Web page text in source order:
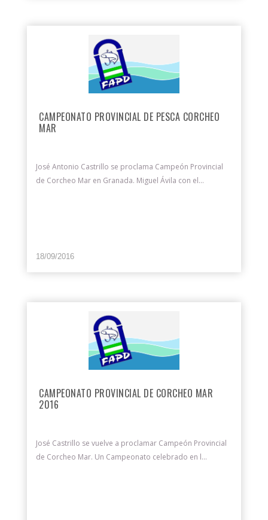
CAMPEONATO PROVINCIAL DE PESCA CORCHEO
MAR
José Antonio Castrillo se proclama Campeón Provincial
de Corcheo Mar en Granada. Miguel Ávila con el...
18/09/2016
CAMPEONATO PROVINCIAL DE CORCHEO MAR
2016
José Castrillo se vuelve a proclamar Campeón Provincial
de Corcheo Mar. Un Campeonato celebrado en l...